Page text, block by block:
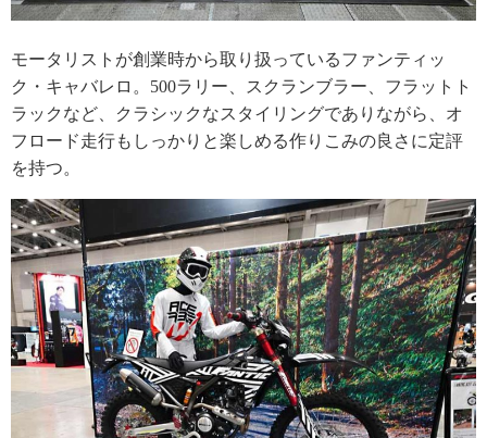
モータリストが創業時から取り扱っているファンティッ
ク・キャバレロ。500ラリー、スクランブラー、フラットト
ラックなど、クラシックなスタイリングでありながら、オ
フロード走行もしっかりと楽しめる作りこみの良さに定評
を持つ。